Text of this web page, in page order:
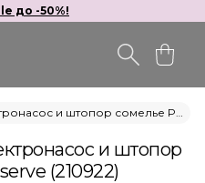
до -50%!
сомелье Peugeot Preserve (210922)
и штопор
(210922)